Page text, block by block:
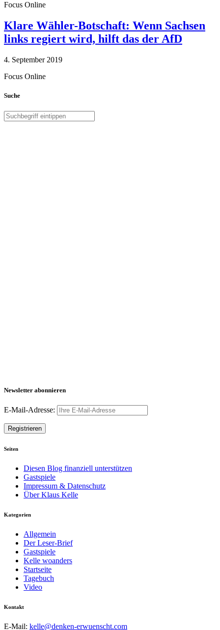
Focus Online
Klare Wähler-Botschaft: Wenn Sachsen
links regiert wird, hilft das der AfD
4. September 2019
Focus Online
Suche
Newsletter abonnieren
E-Mail-Adresse:
Seiten
Diesen Blog finanziell unterstützen
Gastspiele
Impressum & Datenschutz
Über Klaus Kelle
Kategorien
Allgemein
Der Leser-Brief
Gastspiele
Kelle woanders
Startseite
Tagebuch
Video
Kontakt
E-Mail: kelle@denken-erwuenscht.com